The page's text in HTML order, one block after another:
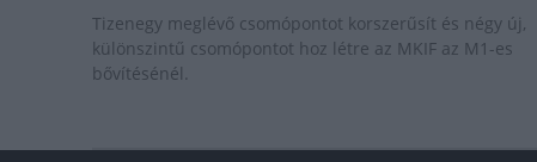
Tizenegy meglévő csomópontot korszerűsít és négy új,
különszintű csomópontot hoz létre az MKIF az M1-es
bővítésénél.